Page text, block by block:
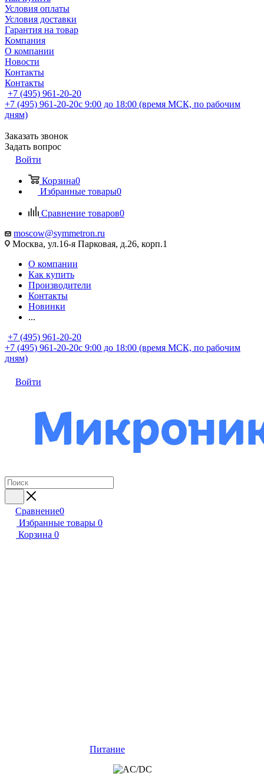
Условия оплаты
Условия доставки
Гарантия на товар
Компания
О компании
Новости
Контакты
Контакты
+7 (495) 961-20-20
+7 (495) 961-20-20с 9:00 до 18:00 (время МСК, по рабочим
дням)
Заказать звонок
Задать вопрос
Войти
Корзина0
Избранные товары0
Сравнение товаров0
moscow@symmetron.ru
Москва, ул.16-я Парковая, д.26, корп.1
О компании
Как купить
Производители
Контакты
Новинки
...
+7 (495) 961-20-20
+7 (495) 961-20-20с 9:00 до 18:00 (время МСК, по рабочим
дням)
Войти
Сравнение0
Избранные товары 0
Корзина 0
Питание